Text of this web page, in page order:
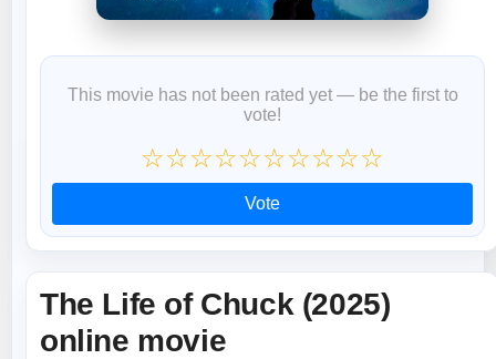
This movie has not been rated yet — be the first to
vote!
☆☆☆☆☆☆☆☆☆☆
Vote
The Life of Chuck (2025)
online movie